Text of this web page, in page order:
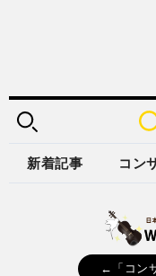
新着記事 コン
←「コン